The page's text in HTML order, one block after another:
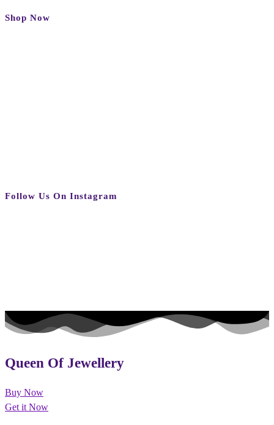
Shop Now
Follow Us On Instagram
Queen Of Jewellery
Buy Now
Get it Now